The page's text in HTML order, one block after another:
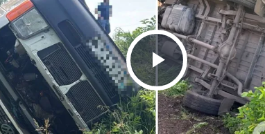
Play Video